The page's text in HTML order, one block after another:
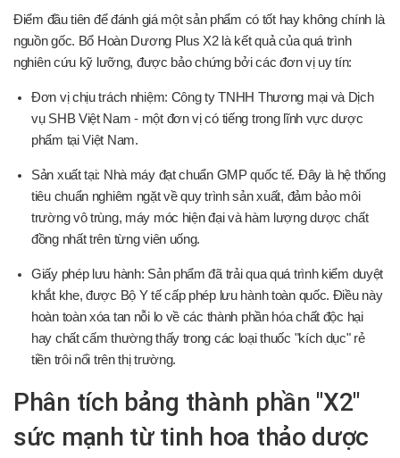
Điểm đầu tiên để đánh giá một sản phẩm có tốt hay không chính là
nguồn gốc. Bổ Hoàn Dương Plus X2 là kết quả của quá trình
nghiên cứu kỹ lưỡng, được bảo chứng bởi các đơn vị uy tín:
Đơn vị chịu trách nhiệm: Công ty TNHH Thương mại và Dịch
vụ SHB Việt Nam - một đơn vị có tiếng trong lĩnh vực dược
phẩm tại Việt Nam.
Sản xuất tại: Nhà máy đạt chuẩn GMP quốc tế. Đây là hệ thống
tiêu chuẩn nghiêm ngặt về quy trình sản xuất, đảm bảo môi
trường vô trùng, máy móc hiện đại và hàm lượng dược chất
đồng nhất trên từng viên uống.
Giấy phép lưu hành: Sản phẩm đã trải qua quá trình kiểm duyệt
khắt khe, được Bộ Y tế cấp phép lưu hành toàn quốc. Điều này
hoàn toàn xóa tan nỗi lo về các thành phần hóa chất độc hại
hay chất cấm thường thấy trong các loại thuốc "kích dục" rẻ
tiền trôi nổi trên thị trường.
Phân tích bảng thành phần "X2"
sức mạnh từ tinh hoa thảo dược